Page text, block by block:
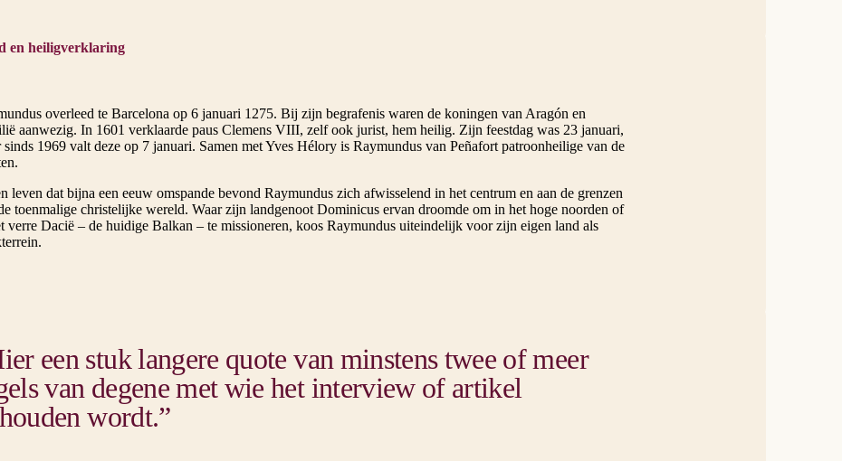
en heiligverklaring
overleed te Barcelona op 6 januari 1275. Bij zijn begrafenis waren de koningen van Aragón en
aanwezig. In 1601 verklaarde paus Clemens VIII, zelf ook jurist, hem heilig. Zijn feestdag was 23 januari,
sinds 1969 valt deze op 7 januari. Samen met Yves Hélory is Raymundus van Peñafort patroonheilige van de
leven dat bijna een eeuw omspande bevond Raymundus zich afwisselend in het centrum en aan de grenzen
toenmalige christelijke wereld. Waar zijn landgenoot Dominicus ervan droomde om in het hoge noorden of
verre Dacië – de huidige Balkan – te missioneren, koos Raymundus uiteindelijk voor zijn eigen land als
een stuk langere quote van minstens twee of meer
van degene met wie het interview of artikel
wordt.”